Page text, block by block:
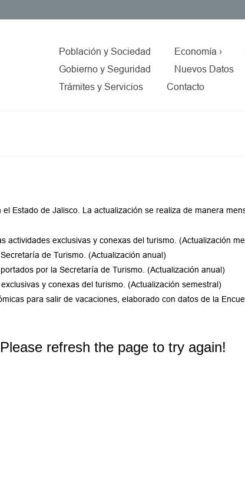
Población y Sociedad Economía ›
Gobierno y Seguridad
Nuevos Datos
Trámites y Servicios
Contacto
Estado de Jalisco. La actualización se realiza de manera
actividades exclusivas y conexas del turismo. (Actualización
de Turismo. (Actualización anual)
por la Secretaría de Turismo. (Actualización anual)
y conexas del turismo. (Actualización semestral)
para salir de vacaciones, elaborado con datos de la